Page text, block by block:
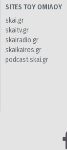
SITES ΤΟΥ ΟΜΙΛΟΥ
skai.gr
skaitv.gr
skairadio.gr
skaikairos.gr
podcast.skai.gr